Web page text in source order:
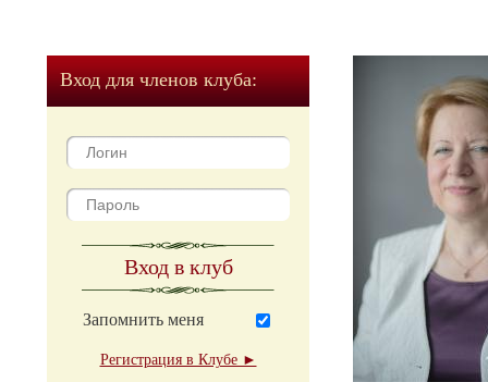
Вход для членов клуба:
Вход в клуб
Запомнить меня
Регистрация в Клубе ►